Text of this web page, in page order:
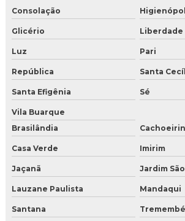
Gelo seco a venda
Gelo seco comprar sp
Onde encontrar gelo seco em sp
Gelo seco sp
Gelo seco onde vende
Gelo seco onde comprar sp
Loja de gelo seco
Comprar gelo seco
Comprar gelo seco online
Consolação
Glicério Liberdade
Luz Pari
República Santa
Santa Efigênia Sé
Vila Buarque
Brasilândia
Casa Verde Imirim
Jaçanã Jardim
Lauzane Paulista Mandaqui
Santana Tremembé